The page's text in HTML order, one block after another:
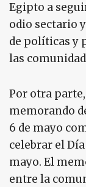
Egipto a
odio sectario
de políticas y
las
Por otra
memorando
6 de mayo
celebrar el
mayo. El
entre la